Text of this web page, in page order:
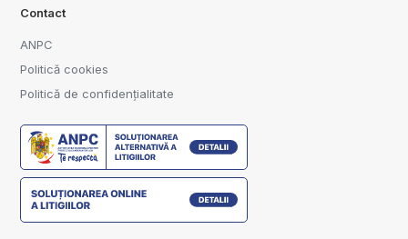
Contact
ANPC
Politică cookies
Politică de confidențialitate